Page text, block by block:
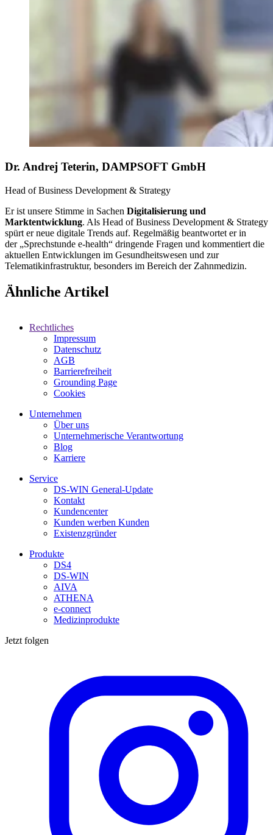
Dr. Andrej Teterin, DAMPSOFT GmbH
Head of Business Development & Strategy
Er ist unsere Stimme in Sachen Digitalisierung und
Marktentwicklung. Als Head of Business Development & Strategy
spürt er neue digitale Trends auf. Regelmäßig beantwortet er in
der „Sprechstunde e-health“ dringende Fragen und kommentiert die
aktuellen Entwicklungen im Gesundheitswesen und zur
Telematikinfrastruktur, besonders im Bereich der Zahnmedizin.
Ähnliche Artikel
Rechtliches
Impressum
Datenschutz
AGB
Barrierefreiheit
Grounding Page
Cookies
Unternehmen
Über uns
Unternehmerische Verantwortung
Blog
Karriere
Service
DS-WIN General-Update
Kontakt
Kundencenter
Kunden werben Kunden
Existenzgründer
Produkte
DS4
DS-WIN
AIVA
ATHENA
e-connect
Medizinprodukte
Jetzt folgen